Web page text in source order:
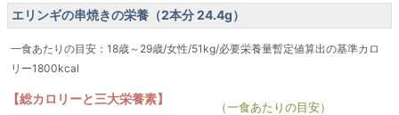
エリンギの串焼きの栄養（2本分 24.4g）
一食あたりの目安：18歳～29歳/女性/51kg/必要栄養量暫定値算出の基準カロ
リー1800kcal
【総カロリーと三大栄養素】
（一食あたりの目安）